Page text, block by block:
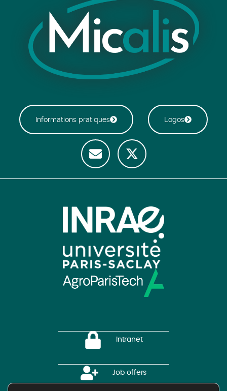
Informations pratiques Logos
Intranet
Job offers